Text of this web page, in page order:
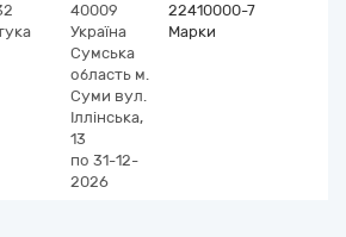
40009
Україна
Сумська
область м.
Суми вул.
Іллінська,
13
по 31-12-
2026
22410000-7
Марки